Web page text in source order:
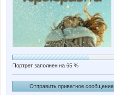
Портрет заполнен на 65 %
Отправить приватное сообщение